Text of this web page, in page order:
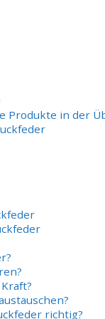
Produkte in der
richtig?